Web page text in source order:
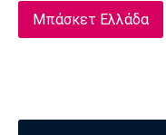
Μπάσκετ Ελλάδα